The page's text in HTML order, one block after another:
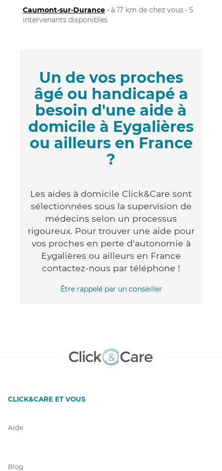
Caumont-sur-Durance • à 17 km de chez vous • 5
intervenants disponibles
Un de vos proches
âgé ou handicapé a
besoin d'une aide à
domicile à Eygalières
ou ailleurs en France
?
Les aides à domicile Click&Care sont
sélectionnées sous la supervision de
médecins selon un processus
rigoureux. Pour trouver une aide pour
vos proches en perte d'autonomie à
Eygalières ou ailleurs en France
contactez-nous par téléphone !
Être rappelé par un conseiller
CLICK&CARE ET VOUS
Aide
Blog